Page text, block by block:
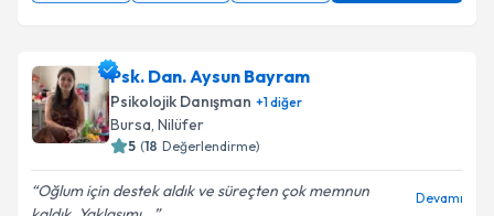
Psk. Dan. Aysun Bayram
Psikolojik Danışman diğer
Bursa, Nilüfer
Değerlendirme)
Oğlum için destek aldık ve süreçten çok memnun